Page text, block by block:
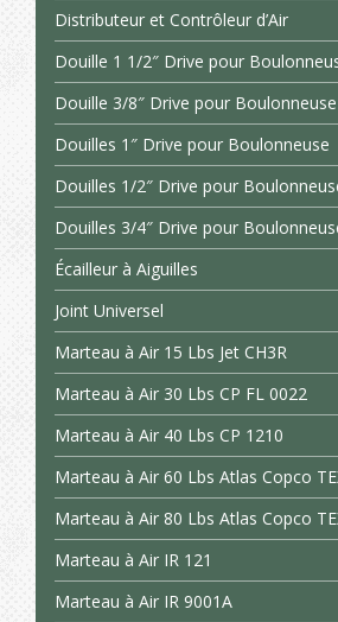
Distributeur et Contrôleur d’Air
Douille 1 1/2″ Drive pour
Douille 3/8″ Drive pour Boulonneuse
Douilles 1″ Drive pour Boulonneuse
Douilles 1/2″ Drive pour
Douilles 3/4″ Drive pour
Écailleur à Aiguilles
Joint Universel
Marteau à Air 15 Lbs Jet CH3R
Marteau à Air 30 Lbs CP FL 0022
Marteau à Air 40 Lbs CP 1210
Marteau à Air 60 Lbs Atlas Copco
Marteau à Air 80 Lbs Atlas Copco
Marteau à Air IR 121
Marteau à Air IR 9001A